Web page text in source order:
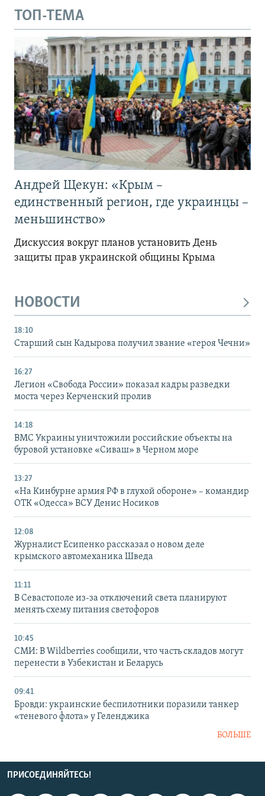
ТОП-ТЕМА
Андрей Щекун: «Крым –
единственный регион, где украинцы –
меньшинство»
Дискуссия вокруг планов установить День
защиты прав украинской общины Крыма
НОВОСТИ
18:10
Старший сын Кадырова получил звание «героя Чечни»
16:27
Легион «Свобода России» показал кадры разведки
моста через Керченский пролив
14:18
ВМС Украины уничтожили российские объекты на
буровой установке «Сиваш» в Черном море
13:27
«На Кинбурне армия РФ в глухой обороне» – командир
ОТК «Одесса» ВСУ Денис Носиков
12:08
Журналист Есипенко рассказал о новом деле
крымского автомеханика Шведа
11:11
В Севастополе из-за отключений света планируют
менять схему питания светофоров
10:45
СМИ: В Wildberries сообщили, что часть складов могут
перенести в Узбекистан и Беларусь
09:41
Бровди: украинские беспилотники поразили танкер
«теневого флота» у Геленджика
БОЛЬШЕ
ПРИСОЕДИНЯЙТЕСЬ!